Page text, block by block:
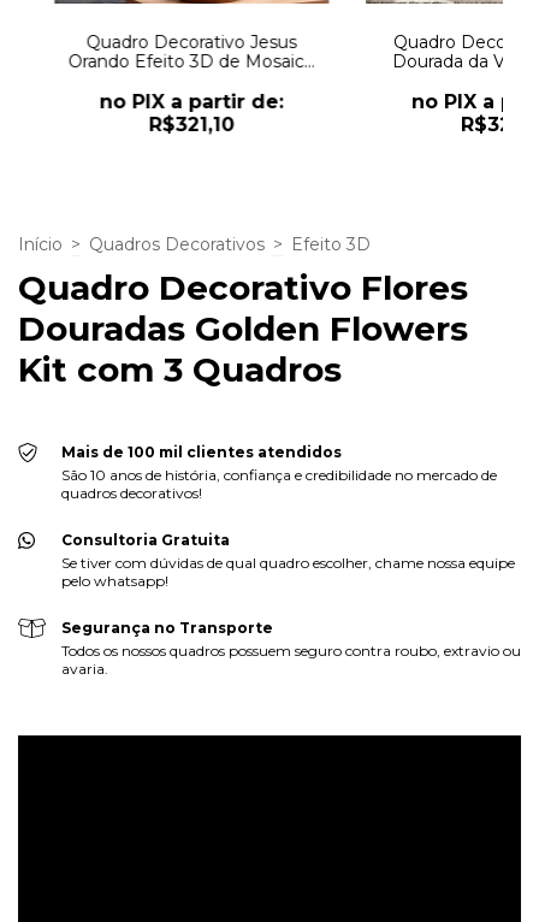
Quadro Decorativo Jesus
Orando Efeito 3D de Mosaico
no PIX a partir de:
R$321,10
Quadro
Dourada da Vida
no PIX a
Início > Quadros Decorativos > Efeito 3D
Quadro Decorativo Flores
Douradas Golden Flowers
Kit com 3 Quadros
Mais de 100 mil clientes atendidos
São 10 anos de história, confiança e credibilidade no mercado de
quadros decorativos!
Consultoria Gratuita
Se tiver com dúvidas de qual quadro escolher, chame nossa equipe
pelo whatsapp!
Segurança no Transporte
Todos os nossos quadros possuem seguro contra roubo, extravio ou
avaria.